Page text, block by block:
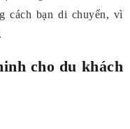
cách bạn di chuyển, vì
cho du khách